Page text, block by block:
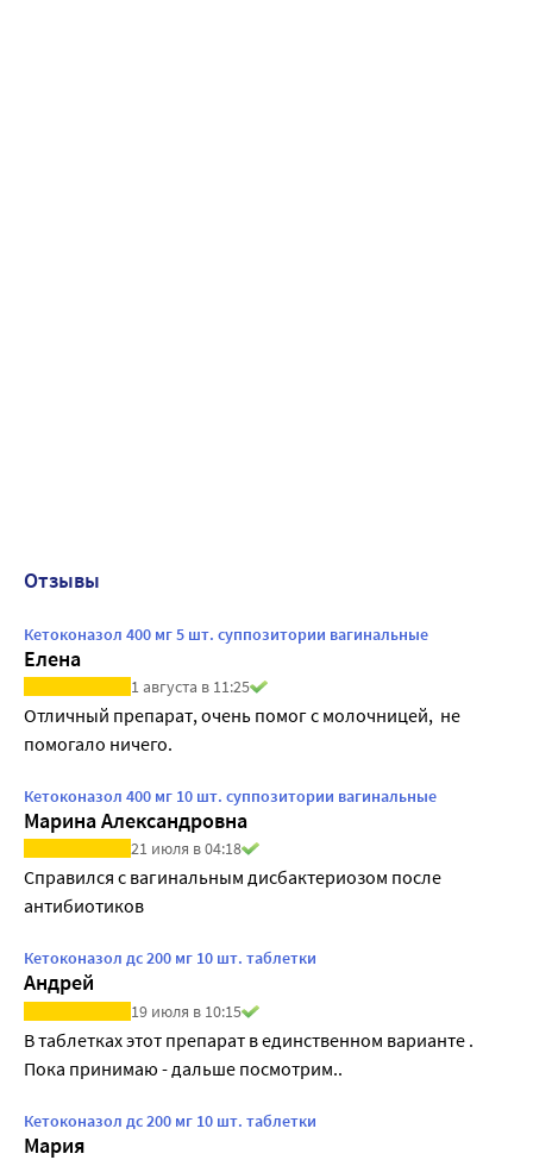
Отзывы
Кетоконазол 400 мг 5 шт. суппозитории вагинальные
Елена
1 августа в 11:25
Отличный препарат, очень помог с молочницей,  не
помогало ничего.
Кетоконазол 400 мг 10 шт. суппозитории вагинальные
Марина Александровна
21 июля в 04:18
Справился с вагинальным дисбактериозом после
антибиотиков
Кетоконазол дс 200 мг 10 шт. таблетки
Андрей
19 июля в 10:15
В таблетках этот препарат в единственном варианте .
Пока принимаю - дальше посмотрим..
Кетоконазол дс 200 мг 10 шт. таблетки
Мария